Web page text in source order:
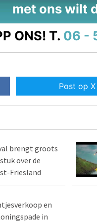
met ons wilt
ONS! T. 06 -
Post op X
brengt groots
over de
Friesland
en
in